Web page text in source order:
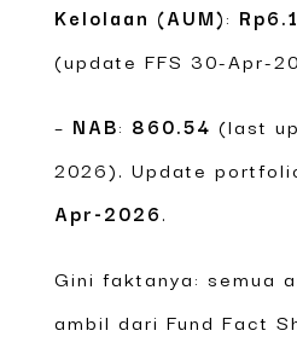
Kelolaan (AUM):
(update FFS 30-Apr-
– NAB: 860.54 (last
2026). Update
Apr-2026.
Gini faktanya: semua
ambil dari Fund Fact